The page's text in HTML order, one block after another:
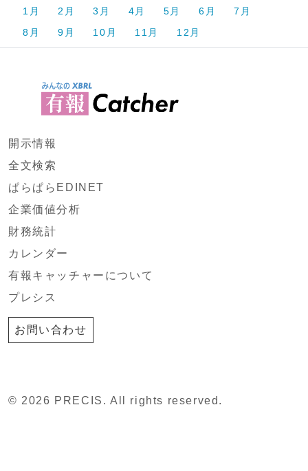
1月 2月 3月 4月 5月 6月
7月
8月
9月 10月 11月 12月
開示情報
全文検索
ぱらぱらEDINET
企業価値分析
財務統計
カレンダー
有報キャッチャーについて
プレシス
お問い合わせ
© 2026 PRECIS. All rights reserved.